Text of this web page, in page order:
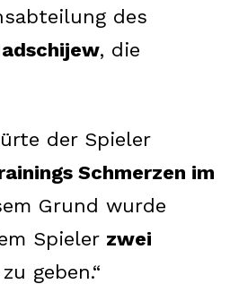
des
, die
der Spieler
Schmerzen im
Grund wurde
Spieler zwei
zu geben.“